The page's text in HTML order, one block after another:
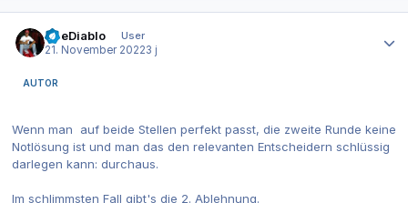
TheDiablo
User
21. November 20223 j
AUTOR
Wenn man auf beide Stellen perfekt passt, die zweite Runde keine
Notlösung ist und man das den relevanten Entscheidern schlüssig
darlegen kann: durchaus.
Im schlimmsten Fall gibt's die 2. Ablehnung.